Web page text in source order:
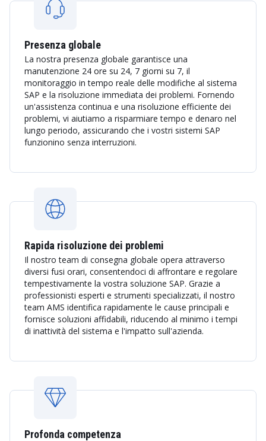
Presenza globale
La nostra presenza globale garantisce una
manutenzione 24 ore su 24, 7 giorni su 7, il
monitoraggio in tempo reale delle modifiche al sistema
SAP e la risoluzione immediata dei problemi. Fornendo
un'assistenza continua e una risoluzione efficiente dei
problemi, vi aiutiamo a risparmiare tempo e denaro nel
lungo periodo, assicurando che i vostri sistemi SAP
funzionino senza interruzioni.
Rapida risoluzione dei problemi
Il nostro team di consegna globale opera attraverso
diversi fusi orari, consentendoci di affrontare e regolare
tempestivamente la vostra soluzione SAP. Grazie a
professionisti esperti e strumenti specializzati, il nostro
team AMS identifica rapidamente le cause principali e
fornisce soluzioni affidabili, riducendo al minimo i tempi
di inattività del sistema e l'impatto sull'azienda.
Profonda competenza